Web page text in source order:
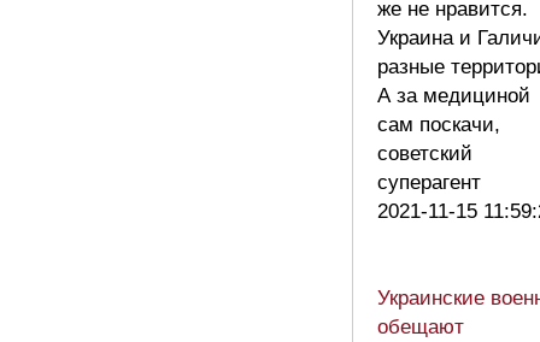
же не нравится.
Украина и
разные
А за медициной
сам поскачи,
советский
суперагент
2021-11-15
Украинские
обещают